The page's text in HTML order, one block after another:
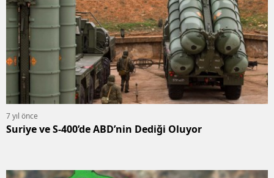
7 yıl önce
Suriye ve S-400’de ABD’nin Dediği Oluyor